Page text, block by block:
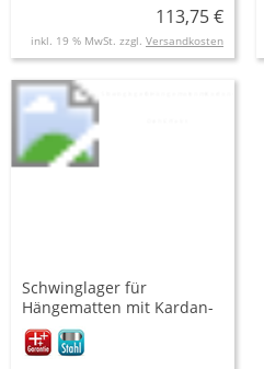
113,75 €
inkl. 19 % MwSt. zzgl. Versandkosten
Schwinglager für
Hängematten mit Kardan-
Dreh-Effekt